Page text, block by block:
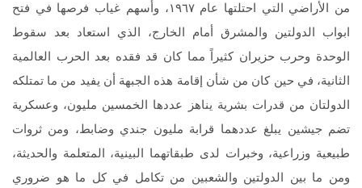
من الأراضي التي احتلتها عام ١٩٦٧، وأسهم غياب فرصها في فتح
ابواب الدولتين والمشرق أمام الخارج، الذي استعاد بعد سقوط
الوحدة وحرب حزيران كثيراً مما كان قد فقده بعد الحرب العالمية
الثانية، في حين كان من شأن إقامة هذه الجبهة أن يفيد من ما تمتلكه
الدولتان من قدرات بشرية يناهز عددها الخمسين مليون، وعسكرية
تضم جيشين يبلغ عددهما قرابة مليون جندي وضابط، ومن ثروات
طبيعية وزراعية، وخبرات لدى طبقاتهما البينية، المتعلمة والحديثة،
ومن ما بين الدولتين والشعبين من تكامل في كل ما هو ضروري